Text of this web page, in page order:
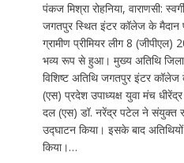
पंकज मिश्रा रोहनिया, वाराणसी:
जगतपुर स्थित इंटर कॉलेज के मैदान
ग्रामीण प्रीमियर लीग 8
भव्य रूप से हुआ। मुख्य अतिथि जिला
विशिष्ट अतिथि जगतपुर इंटर
(एस) प्रदेश उपाध्यक्ष युवा मंच
दल (एस) डॉ. नरेंद्र पटेल ने संयुक्त
उद्घाटन किया। इसके बाद
किया।…